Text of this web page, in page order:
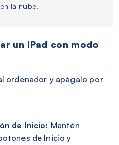
la nube.
un iPad con modo
ordenador y apágalo por
de Inicio: Mantén
de Inicio y